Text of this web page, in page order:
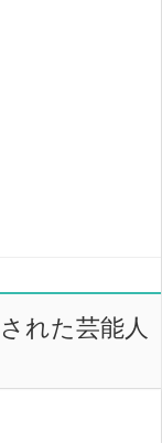
れた芸能人